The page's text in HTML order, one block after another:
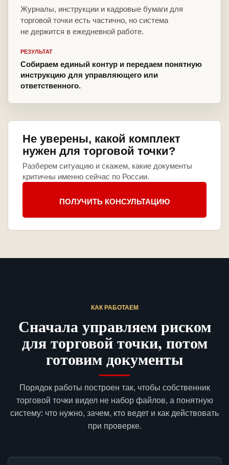
Журналы, инструкции и кадровые бумаги для
торговой точки есть частично, но система
не держится в ежедневной работе.
РЕЗУЛЬТАТ
Собираем единый контур и передаем понятную
инструкцию для управляющего или
ответственного.
Не уверены, какой комплект
нужен для торговой точки?
Разберем ситуацию и скажем, какие документы
критичны именно сейчас по России.
ПОЛУЧИТЬ КОНСУЛЬТАЦИЮ
КАК РАБОТАЕМ
Сначала управляем риском
для торговой точки, потом
готовим документы
Порядок работы построен так, чтобы собственник
торговой точки видел не набор файлов, а понятную
систему: что нужно, зачем, кто ведет и как действовать
при проверке.